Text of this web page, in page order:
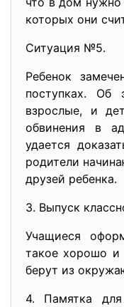
которых они
Ситуация №5.
Ребенок
поступках. Об
взрослые, и
обвинения в
удается
родители
друзей ребенка.
3. Выпуск
Учащиеся
такое хорошо и
берут из
4. Памятка